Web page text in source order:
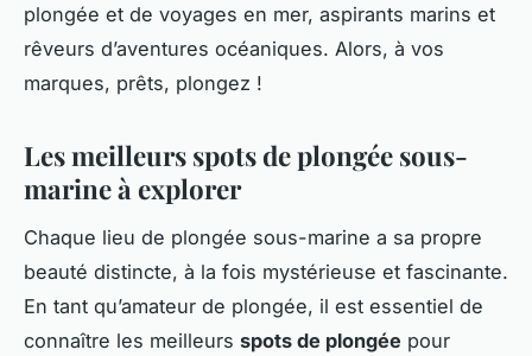
plongée et de voyages en mer, aspirants marins et
rêveurs d’aventures océaniques. Alors, à vos
marques, prêts, plongez !
Les meilleurs spots de plongée sous-
marine à explorer
Chaque lieu de plongée sous-marine a sa propre
beauté distincte, à la fois mystérieuse et fascinante.
En tant qu’amateur de plongée, il est essentiel de
connaître les meilleurs spots de plongée pour